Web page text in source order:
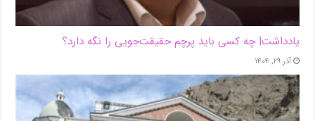
یادداشت| ‌چه کسی باید پرچم حقیقت‌جویی را نگه دارد؟
آذر ۲۹, ۱۴۰۴